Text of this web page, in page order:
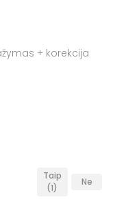
+ korekcija
Taip
(1)
Ne